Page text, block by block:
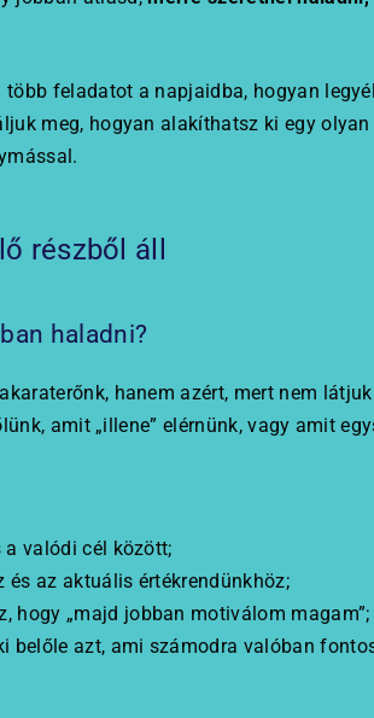
feladatot a napjaidba, hogyan
meg, hogyan alakíthatsz ki egy
részből áll
haladni?
hanem azért, mert nem
amit „illene” elérnünk, vagy amit
valódi cél között;
az aktuális értékrendünkhöz;
hogy „majd jobban motiválom magam”;
belőle azt, ami számodra valóban